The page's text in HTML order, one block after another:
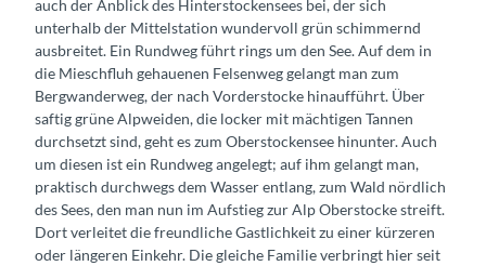
auch der Anblick des Hinterstockensees bei, der sich
unterhalb der Mittelstation wundervoll grün schimmernd
ausbreitet. Ein Rundweg führt rings um den See. Auf dem in
die Mieschfluh gehauenen Felsenweg gelangt man zum
Bergwanderweg, der nach Vorderstocke hinaufführt. Über
saftig grüne Alpweiden, die locker mit mächtigen Tannen
durchsetzt sind, geht es zum Oberstockensee hinunter. Auch
um diesen ist ein Rundweg angelegt; auf ihm gelangt man,
praktisch durchwegs dem Wasser entlang, zum Wald nördlich
des Sees, den man nun im Aufstieg zur Alp Oberstocke streift.
Dort verleitet die freundliche Gastlichkeit zu einer kürzeren
oder längeren Einkehr. Die gleiche Familie verbringt hier seit